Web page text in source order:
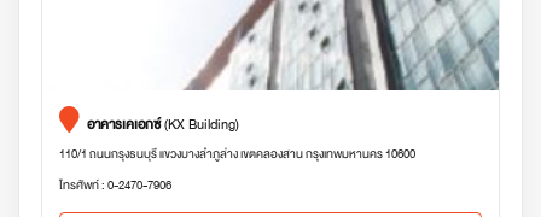
อาคารเคเอกซ์(KX Building)
110/1 ถนนกรุงธนบุรี แขวงบางลำภูล่าง เขตคลองสาน กรุงเทพมหานคร 10600
โทรศัพท์ : 0-2470-7906